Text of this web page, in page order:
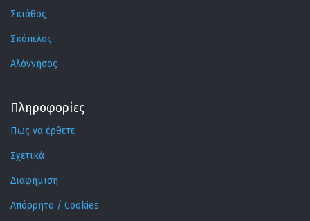
Σκιάθος
Σκόπελος
Αλόννησος
Πληροφορίες
Πως να έρθετε
Σχετικά
Διαφήμιση
Απόρρητο / Cookies